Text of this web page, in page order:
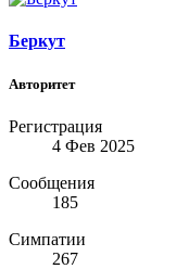
Беркут
Авторитет
Регистрация
4 Фев 2025
Сообщения
185
Симпатии
267